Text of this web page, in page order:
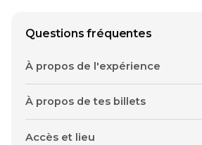
Questions fréquentes
À propos de l'expérience
À propos de tes billets
Accès et lieu